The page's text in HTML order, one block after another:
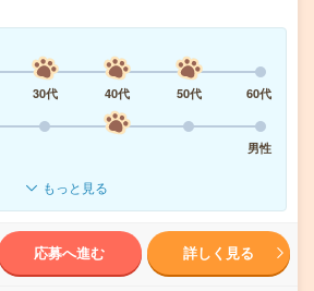
30代 40代 50代
60代
男性
もっと見る
応募へ進む 詳しく見る